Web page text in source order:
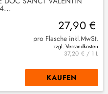
27,90 €
pro Flasche inkl.MwSt.
zzgl. Versandkosten
37,20 € / 1 L
KAUFEN